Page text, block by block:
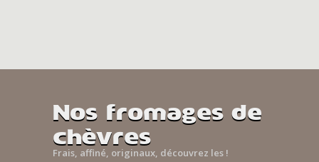
Nos fromages de
chèvres
Frais, affiné, originaux, découvrez les !